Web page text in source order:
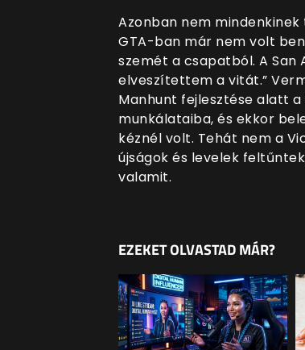
Azonban nem
GTA-ban már nem volt
szemét a csapatból. A
elveszítettem a vitát.”
Manhunt fejlesztése alatt
munkálataiba, és ekkor
kéznél volt. Tehát nem a
újságok és levelek
valamit.
EZEKET OLVASTAD MÁR?